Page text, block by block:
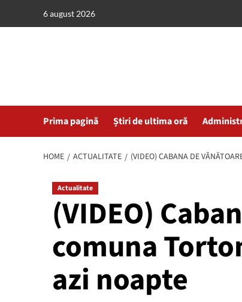
6 august 2026
Prima pagină Știri de ultima oră
HOME ACTUALITATE (VIDEO) CABANA DE
Actualitate
(VIDEO)
comuna
azi noapte